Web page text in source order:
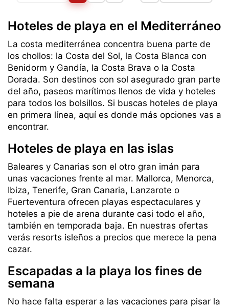
Hoteles de playa en el Mediterráneo
La costa mediterránea concentra buena parte de
los chollos: la Costa del Sol, la Costa Blanca con
Benidorm y Gandía, la Costa Brava o la Costa
Dorada. Son destinos con sol asegurado gran parte
del año, paseos marítimos llenos de vida y hoteles
para todos los bolsillos. Si buscas hoteles de playa
en primera línea, aquí es donde más opciones vas a
encontrar.
Hoteles de playa en las islas
Baleares y Canarias son el otro gran imán para
unas vacaciones frente al mar. Mallorca, Menorca,
Ibiza, Tenerife, Gran Canaria, Lanzarote o
Fuerteventura ofrecen playas espectaculares y
hoteles a pie de arena durante casi todo el año,
también en temporada baja. En nuestras ofertas
verás resorts isleños a precios que merece la pena
cazar.
Escapadas a la playa los fines de
semana
No hace falta esperar a las vacaciones para pisar la